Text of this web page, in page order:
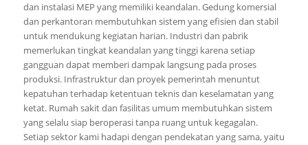
dan instalasi MEP yang memiliki keandalan. Gedung komersial
dan perkantoran membutuhkan sistem yang efisien dan stabil
untuk mendukung kegiatan harian. Industri dan pabrik
memerlukan tingkat keandalan yang tinggi karena setiap
gangguan dapat memberi dampak langsung pada proses
produksi. Infrastruktur dan proyek pemerintah menuntut
kepatuhan terhadap ketentuan teknis dan keselamatan yang
ketat. Rumah sakit dan fasilitas umum membutuhkan sistem
yang selalu siap beroperasi tanpa ruang untuk kegagalan.
Setiap sektor kami hadapi dengan pendekatan yang sama, yaitu